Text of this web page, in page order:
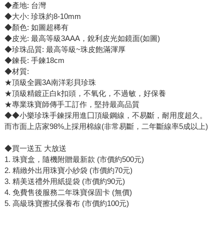
◆產地: 台灣
◆大小: 珍珠約8-10mm
◆顏色: 如圖超稀有
◆皮光: 最高等級3AAA，銳利皮光如鏡面(如圖)
◆珍珠品質: 最高等級~珠皮飽滿渾厚
◆鍊長: 手鍊18cm
◆材質:
★頂級全圓3A南洋彩貝珍珠
★頂級精鍍正白k扣頭，不氧化，不過敏，好保養
★專業珠寶師傳手工訂作，堅持最高品質
◆◆小樂珍珠手鍊採用進囗頂級鋼線，不易斷，耐用度超久。
而市面上店家98%上採用棉線(非常易斷，二年斷線率5成以上)
◆買一送五 大放送
1. 珠寶盒，隨機附贈最新款 (市價約500元)
2. 精緻外出用珠寶小紗袋 (市價約70元)
3. 精美送禮外用紙提袋 (市價約90元)
4. 免費售後服務二年珠寶保固卡 (無價)
5. 高級珠寶擦拭保養布 (市價約100元)